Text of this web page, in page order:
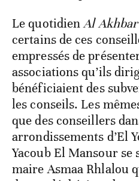
Le quotidienAl Akhbar
certains de ces
empressés de
associations qu’ils
bénéficiaient des
les conseils. Les
que des conseillers
arrondissements d’El
Yacoub El Mansour se
maire Asmaa Rhlalou